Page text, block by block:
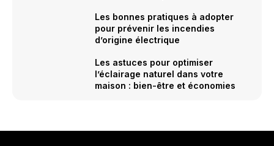
Les bonnes pratiques à adopter
pour prévenir les incendies
d’origine électrique
Les astuces pour optimiser
l’éclairage naturel dans votre
maison : bien-être et économies